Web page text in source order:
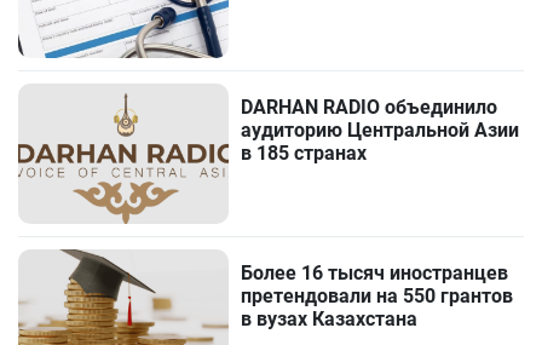
DARHAN RADIO объединило
аудиторию Центральной Азии
в 185 странах
Более 16 тысяч иностранцев
претендовали на 550 грантов
в вузах Казахстана